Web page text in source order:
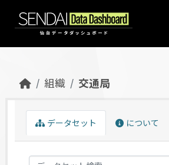
組織 交通局
データセット について